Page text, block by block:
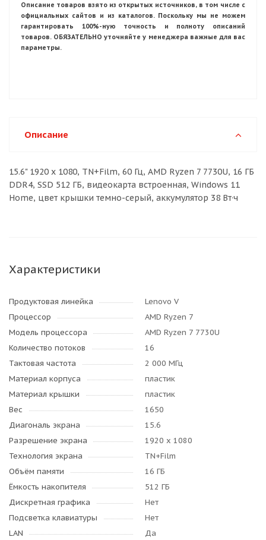
Описание товаров взято из открытых источников, в том числе с
официальных сайтов и из каталогов. Поскольку мы не можем
гарантировать 100%-ную точность и полноту описаний
товаров. ОБЯЗАТЕЛЬНО уточняйте у менеджера важные для вас
параметры.
Описание
15.6" 1920 x 1080, TN+Film, 60 Гц, AMD Ryzen 7 7730U, 16 ГБ
DDR4, SSD 512 ГБ, видеокарта встроенная, Windows 11
Home, цвет крышки темно-серый, аккумулятор 38 Вт·ч
Характеристики
Продуктовая линейка
Lenovo V
Процессор
AMD Ryzen 7
Модель процессора
AMD Ryzen 7 7730U
Количество потоков
16
Тактовая частота
2 000 МГц
Материал корпуса
пластик
Материал крышки
пластик
Вес
1650
Диагональ экрана
15.6
Разрешение экрана
1920 x 1080
Технология экрана
TN+Film
Объём памяти
16 ГБ
Ёмкость накопителя
512 ГБ
Дискретная графика
Нет
Подсветка клавиатуры
Нет
LAN
Да